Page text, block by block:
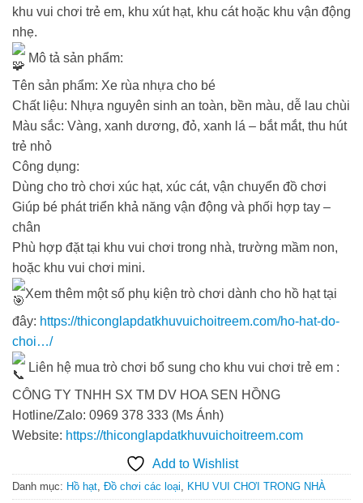
khu vui chơi trẻ em, khu xút hạt, khu cát hoặc khu vận động
nhẹ.
Mô tả sản phẩm:
Tên sản phẩm: Xe rùa nhựa cho bé
Chất liệu: Nhựa nguyên sinh an toàn, bền màu, dễ lau chùi
Màu sắc: Vàng, xanh dương, đỏ, xanh lá – bắt mắt, thu hút
trẻ nhỏ
Công dụng:
Dùng cho trò chơi xúc hạt, xúc cát, vận chuyển đồ chơi
Giúp bé phát triển khả năng vận động và phối hợp tay –
chân
Phù hợp đặt tại khu vui chơi trong nhà, trường mầm non,
hoặc khu vui chơi mini.
Xem thêm một số phụ kiện trò chơi dành cho hồ hạt tại
đây: https://thiconglapdatkhuvuichoitreem.com/ho-hat-do-
choi…/
Liên hệ mua trò chơi bổ sung cho khu vui chơi trẻ em :
CÔNG TY TNHH SX TM DV HOA SEN HỒNG
Hotline/Zalo: 0969 378 333 (Ms Ánh)
Website: https://thiconglapdatkhuvuichoitreem.com
Add to Wishlist
Danh mục: Hồ hạt, Đồ chơi các loại, KHU VUI CHƠI TRONG NHÀ